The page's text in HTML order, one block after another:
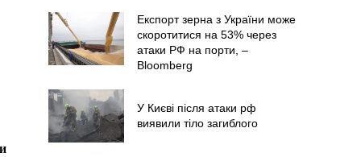
Експорт зерна з України може
скоротитися на 53% через
атаки РФ на порти, –
Bloomberg
У Києві після атаки рф
виявили тіло загиблого